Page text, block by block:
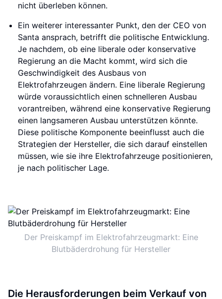
nicht überleben können.
Ein weiterer interessanter Punkt, den der CEO von
Santa ansprach, betrifft die politische Entwicklung.
Je nachdem, ob eine liberale oder konservative
Regierung an die Macht kommt, wird sich die
Geschwindigkeit des Ausbaus von
Elektrofahrzeugen ändern. Eine liberale Regierung
würde voraussichtlich einen schnelleren Ausbau
vorantreiben, während eine konservative Regierung
einen langsameren Ausbau unterstützen könnte.
Diese politische Komponente beeinflusst auch die
Strategien der Hersteller, die sich darauf einstellen
müssen, wie sie ihre Elektrofahrzeuge positionieren,
je nach politischer Lage.
Der Preiskampf im Elektrofahrzeugmarkt: Eine
Blutbäderdrohung für Hersteller
Die Herausforderungen beim Verkauf von